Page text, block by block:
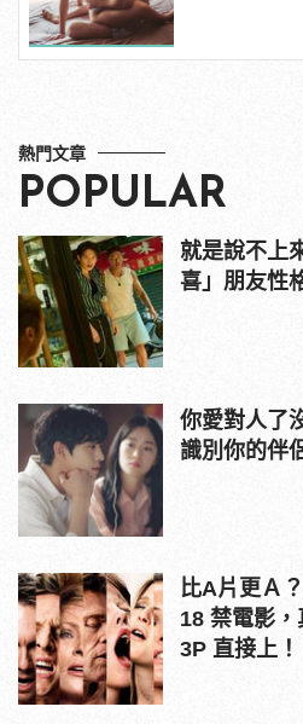
熱門文章
POPULAR
就是說不上
喜」朋友性
你愛對人了
識別你的伴
比A片更Ａ
18 禁電影，
3P 直接上！